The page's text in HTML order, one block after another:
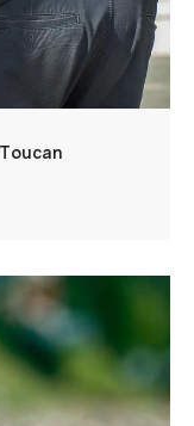
mises en